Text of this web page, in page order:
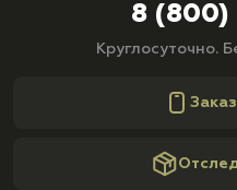
8 (800)
Круглосуточно.